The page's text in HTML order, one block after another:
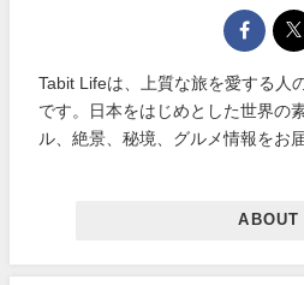
Tabit Lifeは、上質な旅を愛する人
です。日本をはじめとした世界の
ル、絶景、秘境、グルメ情報をお
ABOUT